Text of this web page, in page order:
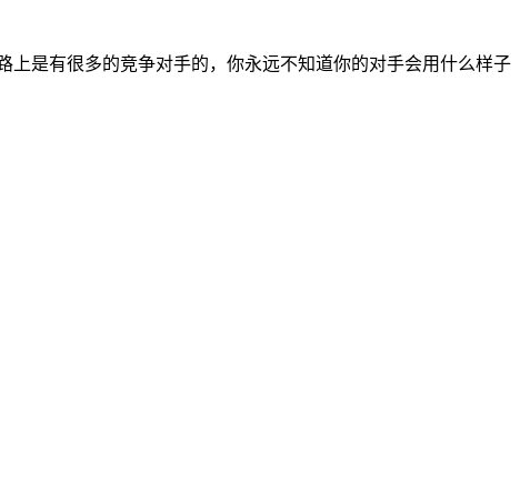
是有很多的竞争对手的，你永远不知道你的对手会用什么样子